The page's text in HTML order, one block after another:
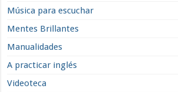
Música para escuchar
Mentes Brillantes
Manualidades
A practicar inglés
Videoteca